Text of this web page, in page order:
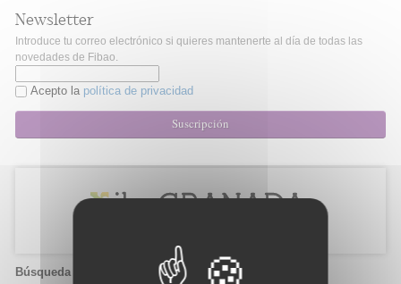
Newsletter
Introduce tu correo electrónico si quieres mantenerte al día de todas las
novedades de Fibao.
Acepto la política de privacidad
Suscripción
Búsqueda de candidatos